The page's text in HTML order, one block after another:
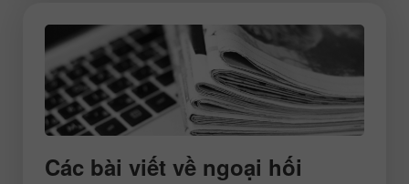
Các bài viết về ngoại hối